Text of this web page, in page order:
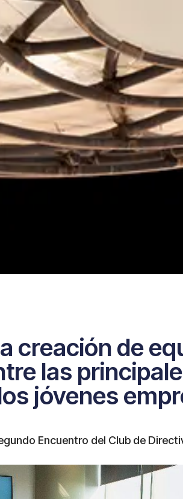
creación de
las
jóvenes
Encuentro del Club de